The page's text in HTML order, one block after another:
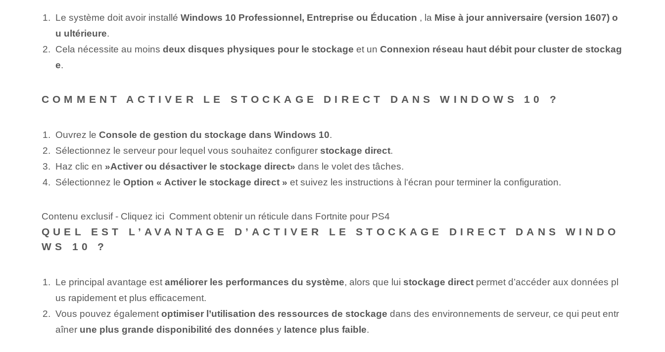
Le système doit avoir installé Windows 10 Professionnel, Entreprise ou Éducation , la Mise à jour anniversaire (version 1607) o
u ultérieure.
Cela nécessite au moins deux disques physiques pour le stockage et un Connexion réseau haut débit pour cluster de stockag
e.
COMMENT ACTIVER LE STOCKAGE DIRECT DANS WINDOWS 10 ?
Ouvrez le Console de gestion du stockage dans Windows 10.
Sélectionnez le serveur pour lequel vous souhaitez configurer stockage direct.
Haz clic en »Activer ou désactiver le stockage direct» dans le volet des tâches.
Sélectionnez le Option « Activer le stockage direct » et suivez les instructions à l'écran pour terminer la configuration.
Contenu exclusif - Cliquez ici Comment obtenir un réticule dans Fortnite pour PS4
QUEL EST L’AVANTAGE D’ACTIVER LE STOCKAGE DIRECT DANS WINDO
WS 10 ?
Le principal avantage est améliorer les performances du système, alors que lui stockage directpermet d’accéder aux données pl
us rapidement et plus efficacement.
Vous pouvez également optimiser l’utilisation des ressources de stockage dans des environnements de serveur, ce qui peut entr
aîner une plus grande disponibilité des données y latence plus faible.